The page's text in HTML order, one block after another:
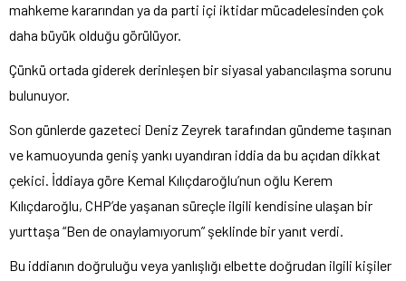
mahkeme kararından ya da parti içi iktidar mücadelesinden çok
daha büyük olduğu görülüyor.
Çünkü ortada giderek derinleşen bir siyasal yabancılaşma sorunu
bulunuyor.
Son günlerde gazeteci Deniz Zeyrek tarafından gündeme taşınan
ve kamuoyunda geniş yankı uyandıran iddia da bu açıdan dikkat
çekici. İddiaya göre Kemal Kılıçdaroğlu’nun oğlu Kerem
Kılıçdaroğlu, CHP’de yaşanan süreçle ilgili kendisine ulaşan bir
yurttaşa “Ben de onaylamıyorum” şeklinde bir yanıt verdi.
Bu iddianın doğruluğu veya yanlışlığı elbette doğrudan ilgili kişiler